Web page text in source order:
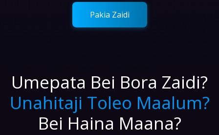
Pakia Zaidi
Umepata Bei Bora Zaidi?
Unahitaji Toleo Maalum?
Bei Haina Maana?